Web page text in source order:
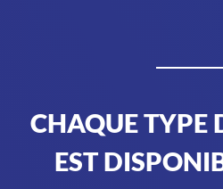
CHAQUE TYPE
EST